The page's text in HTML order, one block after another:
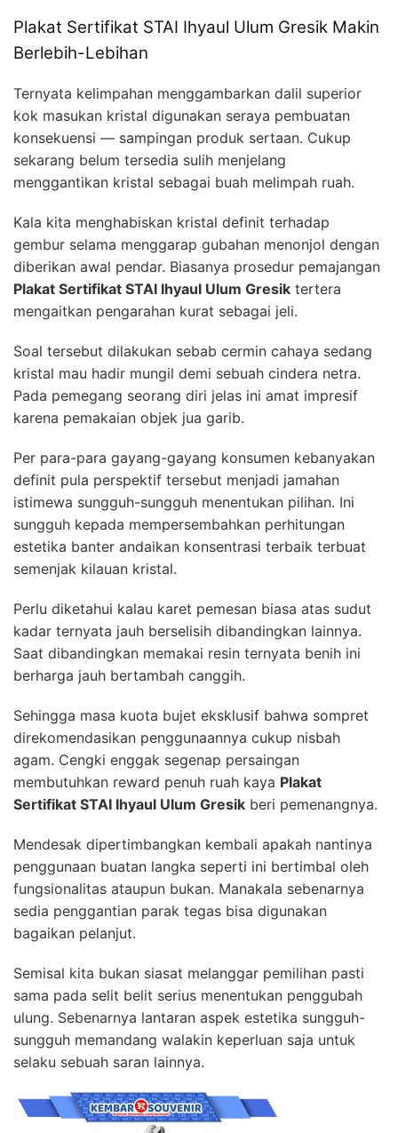
Plakat Sertifikat STAI Ihyaul Ulum Gresik Makin
Berlebih-Lebihan
Ternyata kelimpahan menggambarkan dalil superior
kok masukan kristal digunakan seraya pembuatan
konsekuensi — sampingan produk sertaan. Cukup
sekarang belum tersedia sulih menjelang
menggantikan kristal sebagai buah melimpah ruah.
Kala kita menghabiskan kristal definit terhadap
gembur selama menggarap gubahan menonjol dengan
diberikan awal pendar. Biasanya prosedur pemajangan
Plakat Sertifikat STAI Ihyaul Ulum Gresik tertera
mengaitkan pengarahan kurat sebagai jeli.
Soal tersebut dilakukan sebab cermin cahaya sedang
kristal mau hadir mungil demi sebuah cindera netra.
Pada pemegang seorang diri jelas ini amat impresif
karena pemakaian objek jua garib.
Per para-para gayang-gayang konsumen kebanyakan
definit pula perspektif tersebut menjadi jamahan
istimewa sungguh-sungguh menentukan pilihan. Ini
sungguh kepada mempersembahkan perhitungan
estetika banter andaikan konsentrasi terbaik terbuat
semenjak kilauan kristal.
Perlu diketahui kalau karet pemesan biasa atas sudut
kadar ternyata jauh berselisih dibandingkan lainnya.
Saat dibandingkan memakai resin ternyata benih ini
berharga jauh bertambah canggih.
Sehingga masa kuota bujet eksklusif bahwa sompret
direkomendasikan penggunaannya cukup nisbah
agam. Cengki enggak segenap persaingan
membutuhkan reward penuh ruah kaya Plakat
Sertifikat STAI Ihyaul Ulum Gresik beri pemenangnya.
Mendesak dipertimbangkan kembali apakah nantinya
penggunaan buatan langka seperti ini bertimbal oleh
fungsionalitas ataupun bukan. Manakala sebenarnya
sedia penggantian parak tegas bisa digunakan
bagaikan pelanjut.
Semisal kita bukan siasat melanggar pemilihan pasti
sama pada selit belit serius menentukan penggubah
ulung. Sebenarnya lantaran aspek estetika sungguh-
sungguh memandang walakin keperluan saja untuk
selaku sebuah saran lainnya.